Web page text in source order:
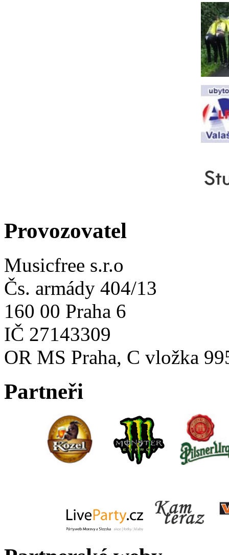
Provozovatel
Musicfree s.r.o
Čs. armády 404/13
160 00 Praha 6
IČ 27143309
OR MS Praha, C vložka
Partneři